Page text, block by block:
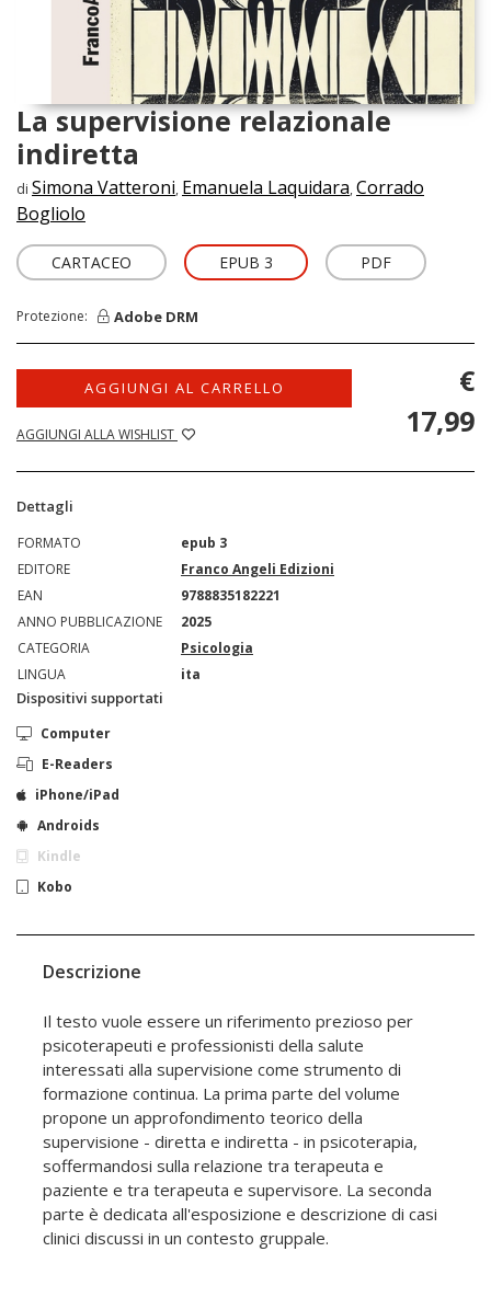
La supervisione relazionale
indiretta
di Simona Vatteroni, Emanuela Laquidara, Corrado
Bogliolo
CARTACEO EPUB 3 PDF
Protezione: Adobe DRM
AGGIUNGI AL CARRELLO
AGGIUNGI ALLA WISHLIST
€
17,99
Dettagli
FORMATO
epub 3
EDITORE
Franco Angeli Edizioni
EAN
9788835182221
ANNO PUBBLICAZIONE
2025
CATEGORIA
Psicologia
LINGUA
ita
Dispositivi supportati
Computer
E-Readers
iPhone/iPad
Androids
Kindle
Kobo
Descrizione
Il testo vuole essere un riferimento prezioso per
psicoterapeuti e professionisti della salute
interessati alla supervisione come strumento di
formazione continua. La prima parte del volume
propone un approfondimento teorico della
supervisione - diretta e indiretta - in psicoterapia,
soffermandosi sulla relazione tra terapeuta e
paziente e tra terapeuta e supervisore. La seconda
parte è dedicata all'esposizione e descrizione di casi
clinici discussi in un contesto gruppale.